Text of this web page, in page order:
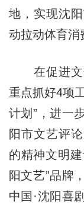
地，实现沈
动拉动体育消
在促进文
重点抓好4项
计划”，进一
阳市文艺评
的精神文明
阳文艺”品牌
中国·沈阳喜